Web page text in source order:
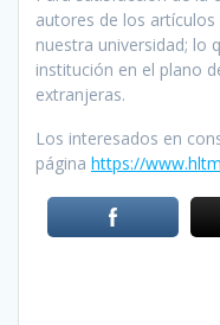
autores de los
nuestra universidad; lo
institución en el plano
extranjeras.
Los interesados en
página https://